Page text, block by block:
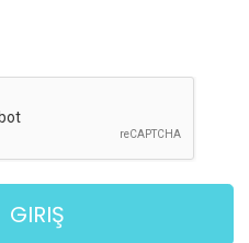
GIRIŞ